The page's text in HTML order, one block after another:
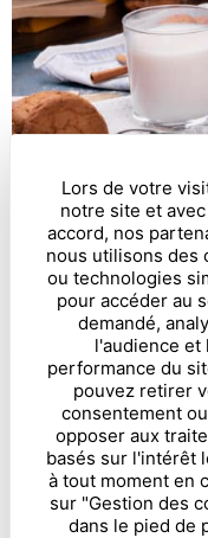
Lors de votre
notre site et
accord, nos
nous utilisons des
ou technologies
pour accéder au
demandé,
l'audience et
performance du
pouvez retirer
consentement
opposer aux
basés sur l'intérêt
à tout moment en
sur "Gestion des
dans le pied de